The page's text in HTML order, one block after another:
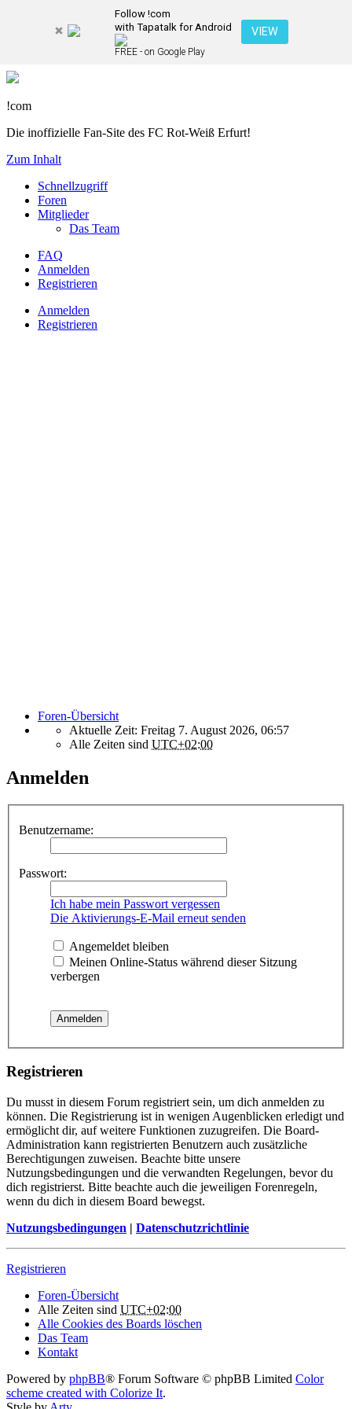
Follow !com
with Tapatalk for Android
FREE - on Google Play
VIEW
!com
Die inoffizielle Fan-Site des FC Rot-Weiß Erfurt!
Zum Inhalt
Schnellzugriff
Foren
Mitglieder
Das Team
FAQ
Anmelden
Registrieren
Anmelden
Registrieren
Foren-Übersicht
Aktuelle Zeit: Freitag 7. August 2026, 06:57
Alle Zeiten sind UTC+02:00
Anmelden
Benutzername:
Passwort:
Ich habe mein Passwort vergessen
Die Aktivierungs-E-Mail erneut senden
Angemeldet bleiben
Meinen Online-Status während dieser Sitzung
verbergen
Registrieren
Du musst in diesem Forum registriert sein, um dich anmelden zu
können. Die Registrierung ist in wenigen Augenblicken erledigt und
ermöglicht dir, auf weitere Funktionen zuzugreifen. Die Board-
Administration kann registrierten Benutzern auch zusätzliche
Berechtigungen zuweisen. Beachte bitte unsere
Nutzungsbedingungen und die verwandten Regelungen, bevor du
dich registrierst. Bitte beachte auch die jeweiligen Forenregeln,
wenn du dich in diesem Board bewegst.
Nutzungsbedingungen | Datenschutzrichtlinie
Registrieren
Foren-Übersicht
Alle Zeiten sind UTC+02:00
Alle Cookies des Boards löschen
Das Team
Kontakt
Powered by phpBB® Forum Software © phpBB Limited Color
scheme created with Colorize It.